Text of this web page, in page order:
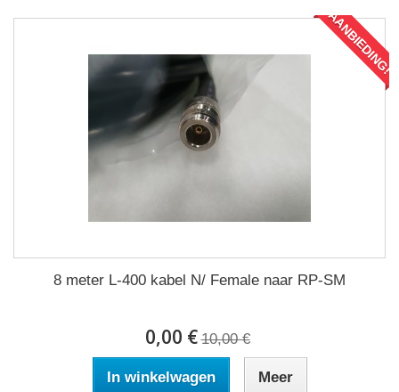
AANBIEDING!
8 meter L-400 kabel N/ Female naar RP-SM
0,00 € 10,00 €
In winkelwagen Meer